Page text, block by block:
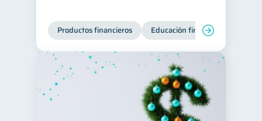
Productos financieros Educación financiera